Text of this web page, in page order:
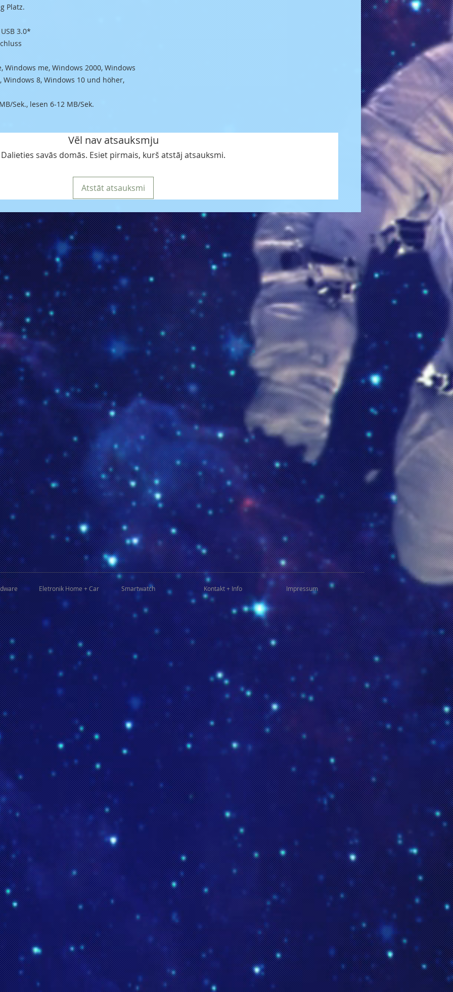
Platz.
3.0*
Windows me, Windows 2000, Windows
Windows 8, Windows 10 und höher,
Sek., lesen 6-12 MB/Sek.
Vēl nav atsauksmju
Dalieties savās domās. Esiet pirmais, kurš atstāj atsauksmi.
Atstāt atsauksmi
Eletronik Home + Car Smartwatch Kontakt + Info Impressum